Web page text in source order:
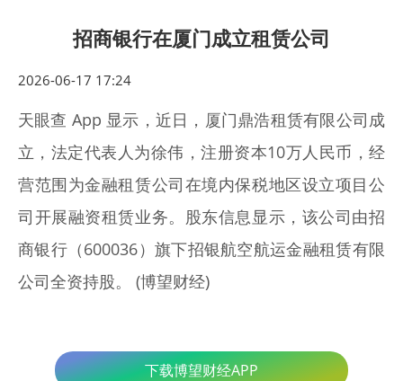
招商银行在厦门成立租赁公司
2026-06-17 17:24
天眼查 App 显示，近日，厦门鼎浩租赁有限公司成
立，法定代表人为徐伟，注册资本10万人民币，经
营范围为金融租赁公司在境内保税地区设立项目公
司开展融资租赁业务。股东信息显示，该公司由招
商银行（600036）旗下招银航空航运金融租赁有限
公司全资持股。 (博望财经)
下载博望财经APP